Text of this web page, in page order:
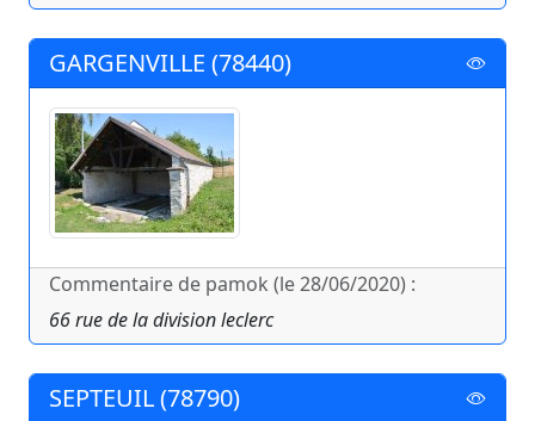
GARGENVILLE (78440)
Commentaire de pamok (le 28/06/2020) :
66 rue de la division leclerc
SEPTEUIL (78790)